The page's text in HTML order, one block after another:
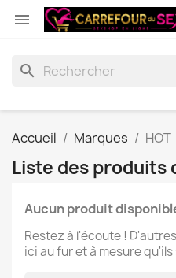

search
Accueil Marques HOT
Liste des produits
Aucun produit
Restez à l'écoute !
ici au fur et à mesure